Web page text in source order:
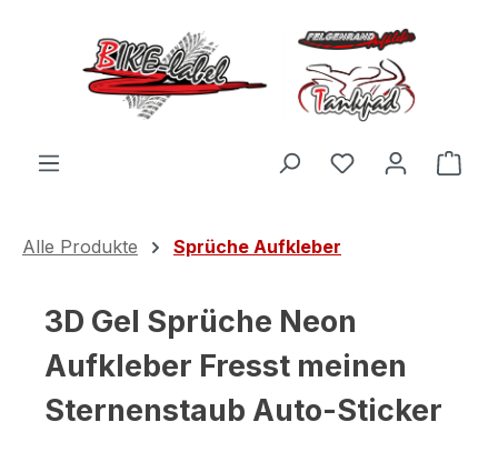
Zum Hauptinhalt springen
Du hast 0
Alle Produkte Sprüche Aufkleber
3D Gel Sprüche Neon
Aufkleber Fresst meinen
Sternenstaub Auto-Sticker